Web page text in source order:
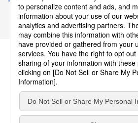
3. 個人情報の第三者提供について
当社は、以下の場合を除き、個人情報を
はございません。
(1)
事前にご本人の同意を得ている場合
(2)
利用目的の達成のため、当社が適切
先、当社関連会社または代理店等に
(3)
後述の共同利用の場合
(4) 個人情報保護法その他の法令で認
免責事
プライバシーポリシー
ク
ソーシャルメディアポリシー
ウェブサイ